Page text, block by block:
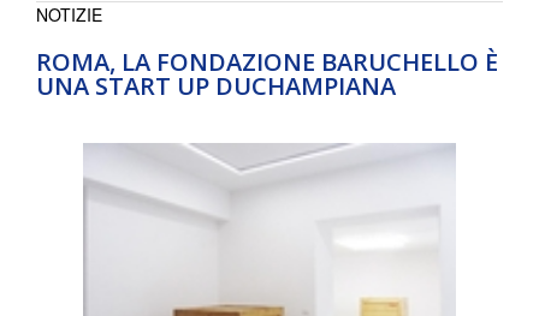
ROMA, LA FONDAZIONE BARUCHELLO È
UNA START UP DUCHAMPIANA
NOTIZIE